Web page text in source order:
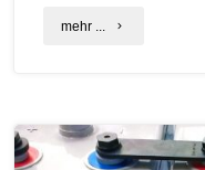
mehr ... "Batteriespeicher
auf